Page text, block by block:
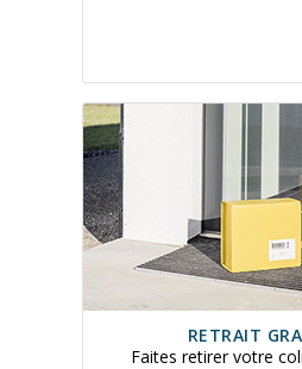
RETRAIT
Faites retirer votre